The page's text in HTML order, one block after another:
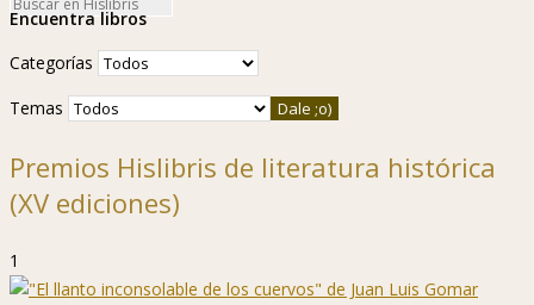
Encuentra libros
Categorías
Temas
Premios Hislibris de literatura histórica
(XV ediciones)
1